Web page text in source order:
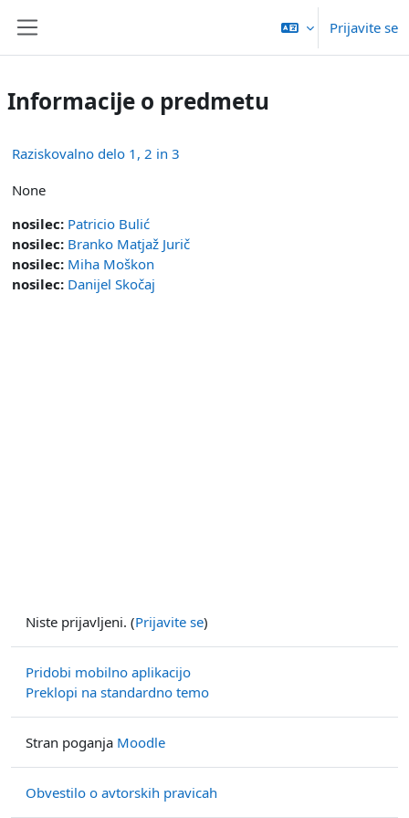
Prijavite se
Informacije o predmetu
Raziskovalno delo 1, 2 in 3
None
nosilec: Patricio Bulić
nosilec: Branko Matjaž Jurič
nosilec: Miha Moškon
nosilec: Danijel Skočaj
Niste prijavljeni. (Prijavite se)
Pridobi mobilno aplikacijo
Preklopi na standardno temo
Stran poganja Moodle
Obvestilo o avtorskih pravicah